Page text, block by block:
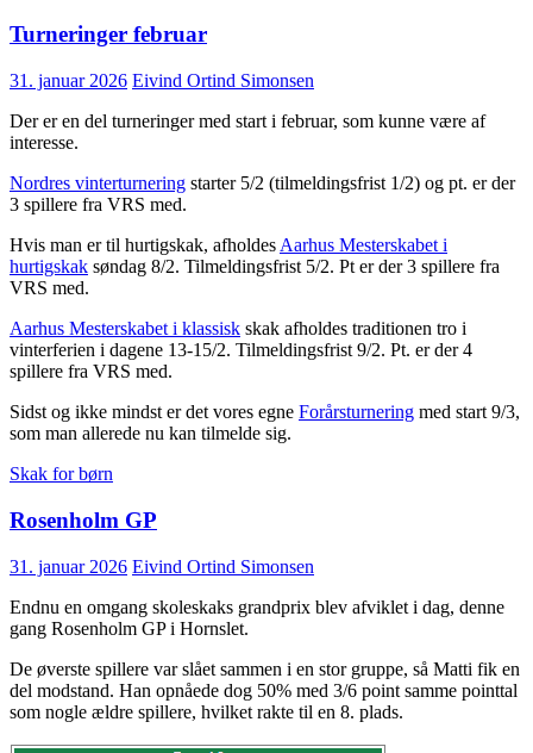
Turneringer februar
31. januar 2026 Eivind Ortind Simonsen
Der er en del turneringer med start i februar, som kunne være af
interesse.
Nordres vinterturnering starter 5/2 (tilmeldingsfrist 1/2) og pt. er der
3 spillere fra VRS med.
Hvis man er til hurtigskak, afholdes Aarhus Mesterskabet i
hurtigskak søndag 8/2. Tilmeldingsfrist 5/2. Pt er der 3 spillere fra
VRS med.
Aarhus Mesterskabet i klassisk skak afholdes traditionen tro i
vinterferien i dagene 13-15/2. Tilmeldingsfrist 9/2. Pt. er der 4
spillere fra VRS med.
Sidst og ikke mindst er det vores egne Forårsturnering med start 9/3,
som man allerede nu kan tilmelde sig.
Skak for børn
Rosenholm GP
31. januar 2026 Eivind Ortind Simonsen
Endnu en omgang skoleskaks grandprix blev afviklet i dag, denne
gang Rosenholm GP i Hornslet.
De øverste spillere var slået sammen i en stor gruppe, så Matti fik en
del modstand. Han opnåede dog 50% med 3/6 point samme pointtal
som nogle ældre spillere, hvilket rakte til en 8. plads.